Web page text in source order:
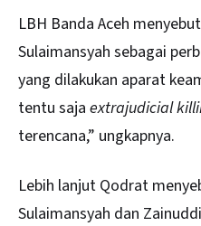
LBH Banda Aceh
Sulaimansyah sebagai
yang dilakukan aparat
tentu saja extrajudicial
terencana,” ungkapnya.
Lebih lanjut Qodrat
Sulaimansyah dan